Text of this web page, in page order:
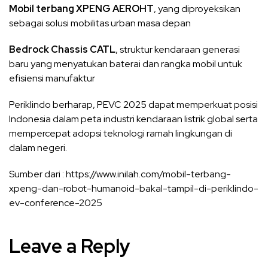
Mobil terbang XPENG AEROHT, yang diproyeksikan
sebagai solusi mobilitas urban masa depan
Bedrock Chassis CATL, struktur kendaraan generasi
baru yang menyatukan baterai dan rangka mobil untuk
efisiensi manufaktur
Periklindo berharap, PEVC 2025 dapat memperkuat posisi
Indonesia dalam peta industri kendaraan listrik global serta
mempercepat adopsi teknologi ramah lingkungan di
dalam negeri.
Sumber dari : https://www.inilah.com/mobil-terbang-
xpeng-dan-robot-humanoid-bakal-tampil-di-periklindo-
ev-conference-2025
Leave a Reply